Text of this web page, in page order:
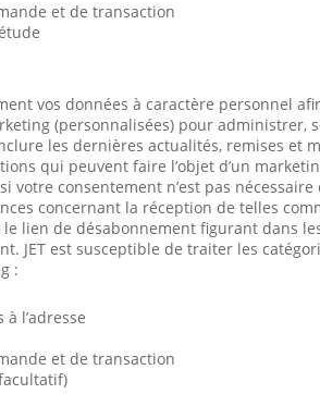
et de transaction
vos données à caractère personnel
(personnalisées) pour administrer,
les dernières actualités, remises et
qui peuvent faire l’objet d’un
votre consentement n’est pas
concernant la réception de telles
lien de désabonnement figurant dans
JET est susceptible de traiter les
:
l’adresse
et de transaction